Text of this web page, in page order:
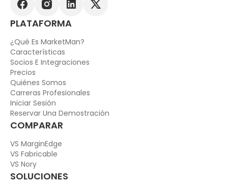
PLATAFORMA
¿Qué Es MarketMan?
Características
Socios E Integraciones
Precios
Quiénes Somos
Carreras Profesionales
Iniciar Sesión
Reservar Una Demostración
COMPARAR
VS MarginEdge
VS Fabricable
VS Nory
SOLUCIONES